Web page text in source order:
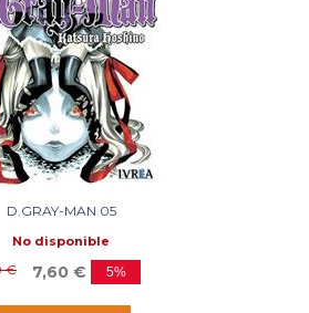
D.GRAY-MAN 05
No disponible
€ 7,60 € 5%